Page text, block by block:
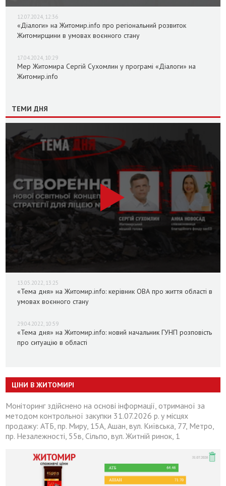
12.07.2024, 12:36
«Діалоги» на Житомир.info про регіональний розвиток
Житомирщини в умовах воєнного стану
17.04.2024, 10:29
Мер Житомира Сергій Сухомлин у програмі «Діалоги» на
Житомир.info
ТЕМИ ДНЯ
13.05.2022, 13:25
«Тема дня» на Житомир.info: керівник ОВА про життя області в
умовах воєнного стану
29.04.2022, 10:59
«Тема дня» на Житомир.info: новий начальник ГУНП розповість
про ситуацію в області
ЦІНИ В ЖИТОМИРІ
Моніторинг здійснено на основі інформації, отриманої за
методом контрольної закупки 31.07.2026 р. у місцях
продажу: АТБ, пр. Миру, 15А, Ашан, вул. Київська, 77, Метро,
пр. Незалежності, 55в, Сільпо, вул. Житній ринок, 1